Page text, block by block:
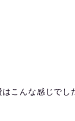
こんな感じでし